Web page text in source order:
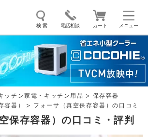
メニュー
検 索 電話相談 カート
パー ソイリッチ ここひえ 枕
キングプロ マイキュット
アコン オーラルスマイル
ッチン家電・キッチン用品
保存容器
容器）
フォーサ（真空保存容器）の口コミ
保存容器）の口コミ・評判